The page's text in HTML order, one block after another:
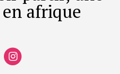
afrique